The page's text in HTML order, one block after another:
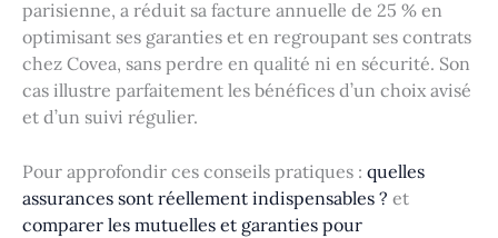
parisienne, a réduit sa facture annuelle de 25 % en
optimisant ses garanties et en regroupant ses contrats
chez Covea, sans perdre en qualité ni en sécurité. Son
cas illustre parfaitement les bénéfices d’un choix avisé
et d’un suivi régulier.
Pour approfondir ces conseils pratiques : quelles
assurances sont réellement indispensables ? et
comparer les mutuelles et garanties pour